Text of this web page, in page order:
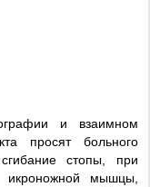
и взаимном
просят больного
стопы, при
икроножной мышцы,